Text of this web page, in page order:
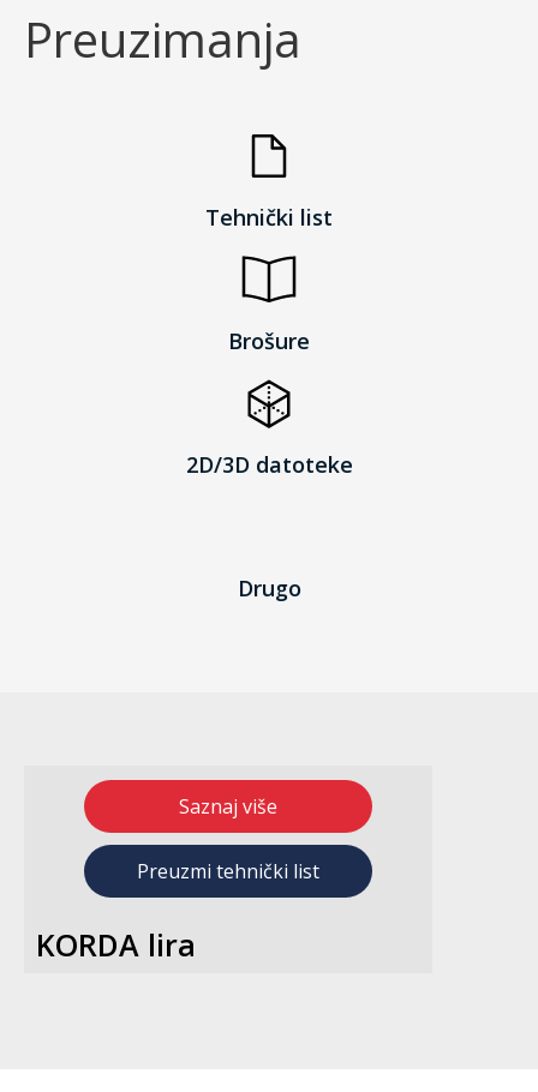
Preuzimanja
Tehnički list
Brošure
2D/3D datoteke
Drugo
Saznaj više
Preuzmi tehnički list
KORDA lira